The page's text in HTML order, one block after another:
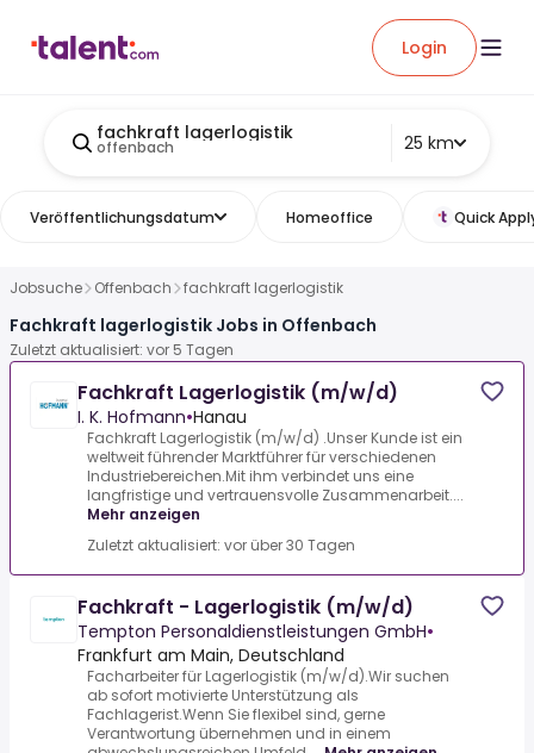
Login
fachkraft lagerlogistik
offenbach 25 km
Veröffentlichungsdatum Homeoffice Quick
Jobsuche Offenbach fachkraft lagerlogistik
Fachkraft lagerlogistik Jobs in Offenbach
Zuletzt aktualisiert: vor 5 Tagen
Fachkraft Lagerlogistik (m/w/d)
I. K. Hofmann•Hanau
Fachkraft Lagerlogistik (m/w/d) .Unser Kunde ist ein
weltweit führender Marktführer für verschiedenen
Industriebereichen.Mit ihm verbindet uns eine
langfristige und vertrauensvolle Zusammenarbeit....
Mehr anzeigen
Zuletzt aktualisiert: vor über 30 Tagen
Fachkraft - Lagerlogistik (m/w/d)
Tempton Personaldienstleistungen GmbH•
Frankfurt am Main, Deutschland
Facharbeiter für Lagerlogistik (m/w/d).Wir suchen
ab sofort motivierte Unterstützung als
Fachlagerist.Wenn Sie flexibel sind, gerne
Verantwortung übernehmen und in einem